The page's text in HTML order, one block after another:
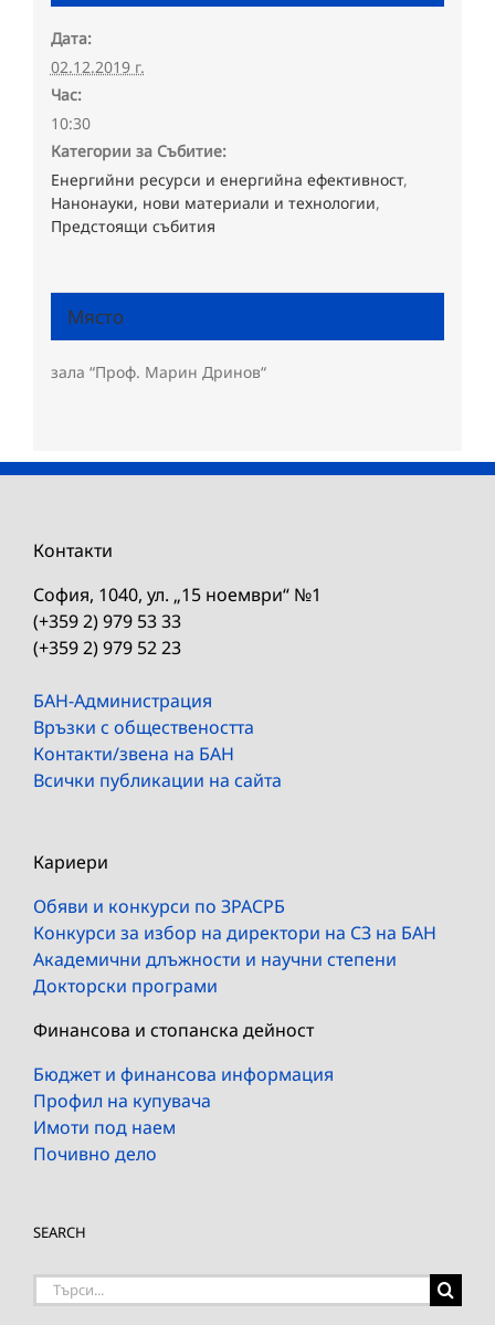
Дата:
02.12.2019 г.
Час:
10:30
Категории за Събитие:
Енергийни ресурси и енергийна ефективност,
Нанонауки, нови материали и технологии,
Предстоящи събития
Място
зала “Проф. Марин Дринов“
Контакти
София, 1040, ул. „15 ноември“ №1
(+359 2) 979 53 33
(+359 2) 979 52 23
БАН-Администрация
Връзки с обществеността
Контакти/звена на БАН
Всички публикации на сайта
Кариери
Обяви и конкурси по ЗРАСРБ
Конкурси за избор на директори на СЗ на БАН
Академични длъжности и научни степени
Докторски програми
Финансова и стопанска дейност
Бюджет и финансова информация
Профил на купувача
Имоти под наем
Почивно дело
SEARCH
Търсене